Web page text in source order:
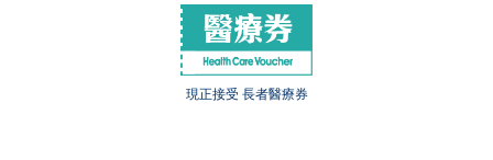
現正接受 長者醫療券